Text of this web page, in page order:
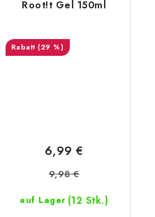
Root!t Gel 150ml
(29 %)
auf Lager (12 Stk.)
6,99 €
9,98 €